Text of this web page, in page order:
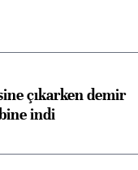
çıkarken demir
indi